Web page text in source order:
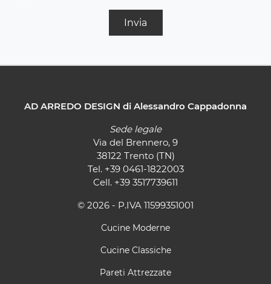
Invia
AD ARREDO DESIGN di Alessandro Cappadonna
Sede legale
Via del Brennero, 9
38122 Trento (TN)
Tel. +39 0461-1822003
Cell. +39 3517739611
© 2026 - P.IVA 11599351001
Cucine Moderne
Cucine Classiche
Pareti Attrezzate